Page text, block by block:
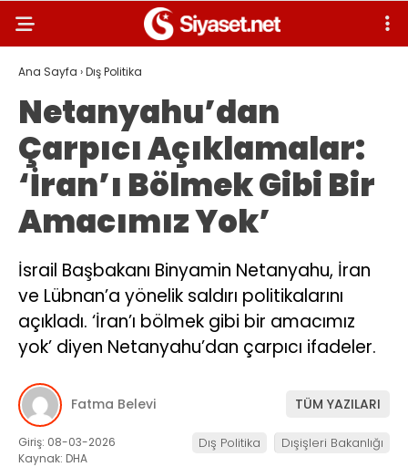
Ana Sayfa ›Dış Politika
Netanyahu’dan
Çarpıcı Açıklamalar:
‘İran’ı Bölmek Gibi Bir
Amacımız Yok’
İsrail Başbakanı Binyamin Netanyahu, İran
ve Lübnan’a yönelik saldırı politikalarını
açıkladı. ‘İran’ı bölmek gibi bir amacımız
yok’ diyen Netanyahu’dan çarpıcı ifadeler.
Fatma Belevi TÜM YAZILARI
Giriş: 08-03-2026
Kaynak: DHA
Dış Politika Dışişleri Bakanlığı